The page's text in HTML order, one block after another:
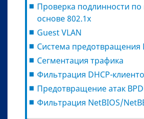
Проверка подлинности
основе 802.1x
Guest VLAN
Система предотвращения
Сегментация трафика
Фильтрация DHCP-
Предотвращение атак
Фильтрация NetBIOS/